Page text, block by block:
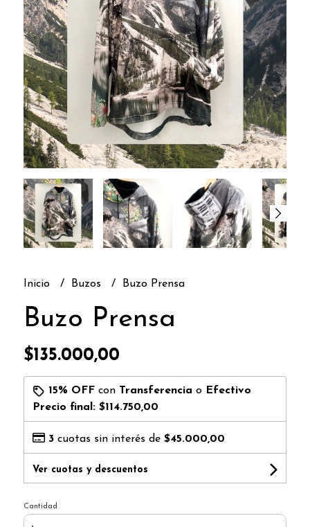
Inicio Buzos Buzo Prensa
Buzo Prensa
$135.000,00
15% OFFcon Transferencia o Efectivo
Precio final: $114.750,00
3cuotas sin interés de $45.000,00
Ver cuotas y descuentos
Cantidad